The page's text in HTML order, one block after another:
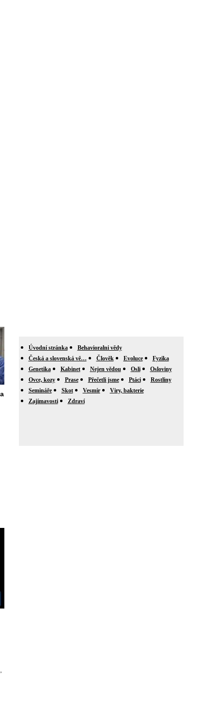
Úvodní stránka
Behavioralni vědy
Česká a slovenská vě…
Člověk Evoluce
Fyzika
Genetika
Kabinet Nejen vědou Osli
Osloviny
Ovce, kozy
Prase Přečetli jsme Ptáci
Rostliny
Semináře
Skot Vesmír
Viry, bakterie
Zajímavosti
Zdraví